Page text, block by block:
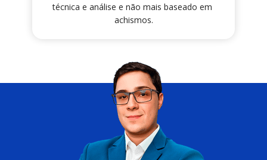
técnica e análise e não mais baseado em
achismos.